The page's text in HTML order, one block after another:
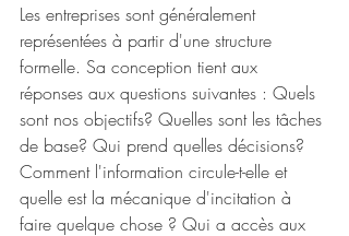
Les entreprises sont généralement
représentées à partir d'une structure
formelle. Sa conception tient aux
réponses aux questions suivantes : Quels
sont nos objectifs? Quelles sont les tâches
de base? Qui prend quelles décisions?
Comment l'information circule-t-elle et
quelle est la mécanique d'incitation à
faire quelque chose ? Qui a accès aux